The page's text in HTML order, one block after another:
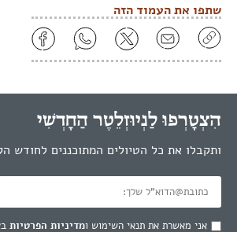
שתפו את העמוד הזה
הִצְטָרְפוּ לַנְיוּזְלֵטֶר הַחָדְשִׁי
ותקבלו את כל הטיולים המתוכננים לחודש
אני מאשרת את תנאי השימוש ומדיניות הפרטיות